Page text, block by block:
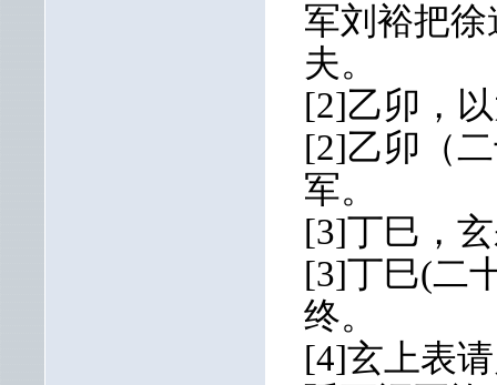
军刘裕把
夫。
[2]乙卯，
[2]乙卯（
军。
[3]丁巳，
[3]丁巳(二
终。
[4]玄上表